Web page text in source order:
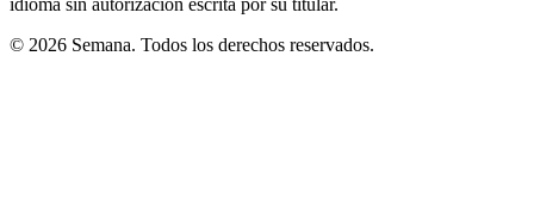
© 2026 Semana. Todos los derechos reservados.